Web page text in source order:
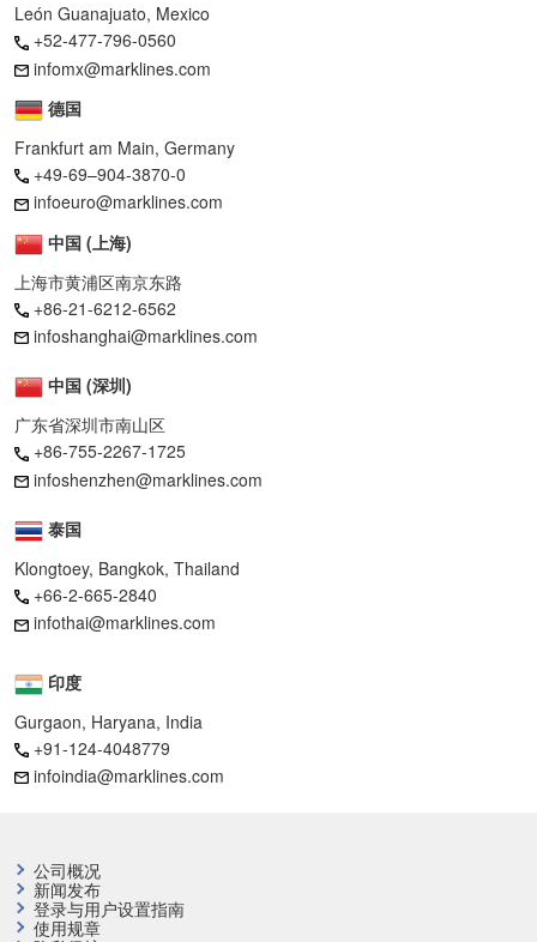
León Guanajuato, Mexico
+52-477-796-0560
infomx@marklines.com
德国
Frankfurt am Main, Germany
+49-69–904-3870-0
infoeuro@marklines.com
中国 (上海)
上海市黄浦区南京东路
+86-21-6212-6562
infoshanghai@marklines.com
中国 (深圳)
广东省深圳市南山区
+86-755-2267-1725
infoshenzhen@marklines.com
泰国
Klongtoey, Bangkok, Thailand
+66-2-665-2840
infothai@marklines.com
印度
Gurgaon, Haryana, India
+91-124-4048779
infoindia@marklines.com
公司概况
新闻发布
登录与用户设置指南
使用规章